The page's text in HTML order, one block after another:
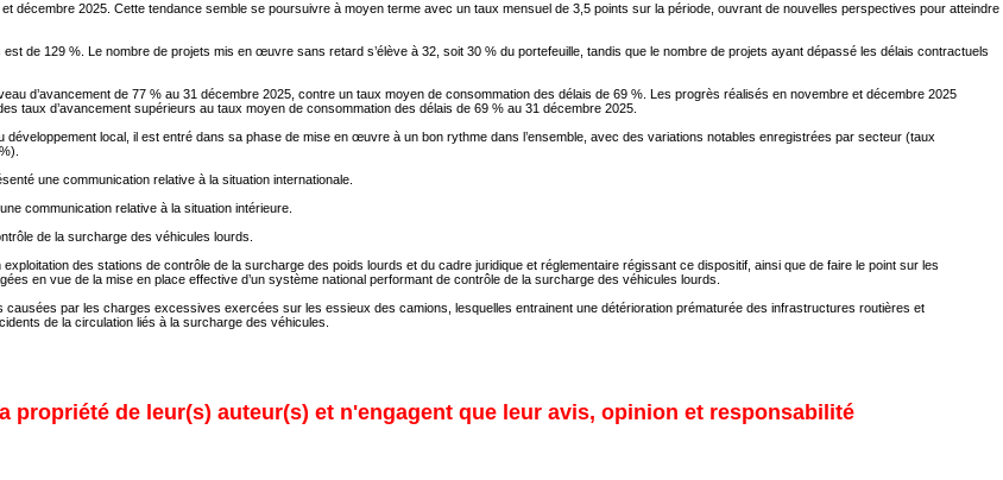
décembre 2025. Cette tendance semble se poursuivre à moyen terme avec un taux mensuel de 3,5 points sur la période, ouvrant de nouvelles perspectives pour atteindre
de 129 %. Le nombre de projets mis en œuvre sans retard s’élève à 32, soit 30 % du portefeuille, tandis que le nombre de projets ayant dépassé les délais contractuels
d’avancement de 77 % au 31 décembre 2025, contre un taux moyen de consommation des délais de 69 %. Les progrès réalisés en novembre et décembre 2025
taux d’avancement supérieurs au taux moyen de consommation des délais de 69 % au 31 décembre 2025.
local, il est entré dans sa phase de mise en œuvre à un bon rythme dans l’ensemble, avec des variations notables enregistrées par secteur (taux
une communication relative à la situation internationale.
communication relative à la situation intérieure.
de la surcharge des véhicules lourds.
des stations de contrôle de la surcharge des poids lourds et du cadre juridique et réglementaire régissant ce dispositif, ainsi que de faire le point sur les
en vue de la mise en place effective d’un système national performant de contrôle de la surcharge des véhicules lourds.
par les charges excessives exercées sur les essieux des camions, lesquelles entrainent une détérioration prématurée des infrastructures routières et
de la circulation liés à la surcharge des véhicules.
propriété de leur(s) auteur(s) et n'engagent que leur avis, opinion et responsabilité